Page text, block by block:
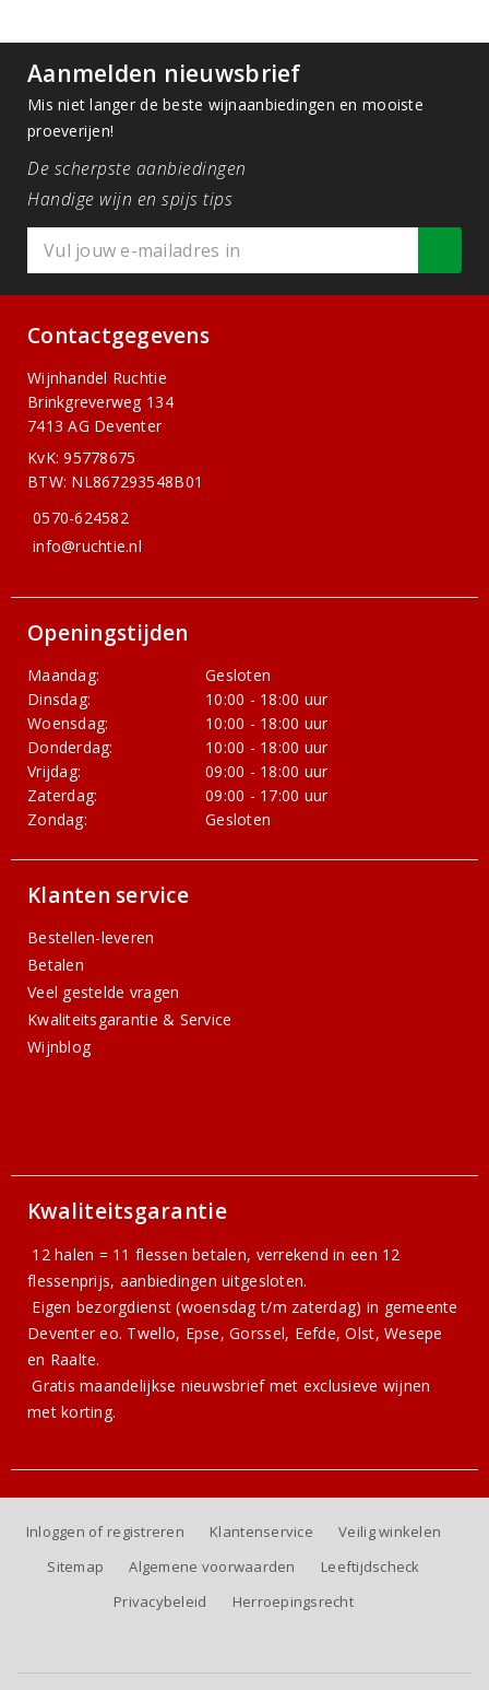
Aanmelden nieuwsbrief
Mis niet langer de beste wijnaanbiedingen en mooiste
proeverijen!
De scherpste aanbiedingen
Handige wijn en spijs tips
Contactgegevens
Wijnhandel Ruchtie
Brinkgreverweg 134
7413 AG Deventer
KvK: 95778675
BTW: NL867293548B01
0570-624582
info@ruchtie.nl
Openingstijden
Maandag:
Gesloten
Dinsdag:
10:00 - 18:00 uur
Woensdag:
10:00 - 18:00 uur
Donderdag:
10:00 - 18:00 uur
Vrijdag:
09:00 - 18:00 uur
Zaterdag:
09:00 - 17:00 uur
Zondag:
Gesloten
Klanten service
Bestellen-leveren
Betalen
Veel gestelde vragen
Kwaliteitsgarantie & Service
Wijnblog
Kwaliteitsgarantie
12 halen = 11 flessen betalen, verrekend in een 12
flessenprijs, aanbiedingen uitgesloten.
Eigen bezorgdienst (woensdag t/m zaterdag) in gemeente
Deventer eo. Twello, Epse, Gorssel, Eefde, Olst, Wesepe
en Raalte.
Gratismaandelijkse nieuwsbriefmet exclusieve wijnen
met korting.
Inloggen of registreren Klantenservice
Veilig winkelen
Sitemap
Algemene voorwaarden
Leeftijdscheck
Privacybeleid
Herroepingsrecht